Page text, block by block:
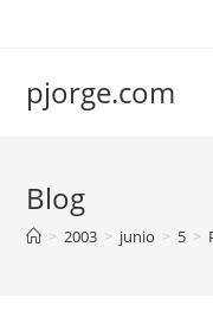
pjorge.com
Blog
> 2003 > junio > 5 >